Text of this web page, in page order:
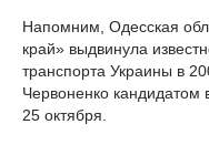
Напомним, Одесская
край» выдвинула
транспорта Украины в
Червоненко
25 октября.